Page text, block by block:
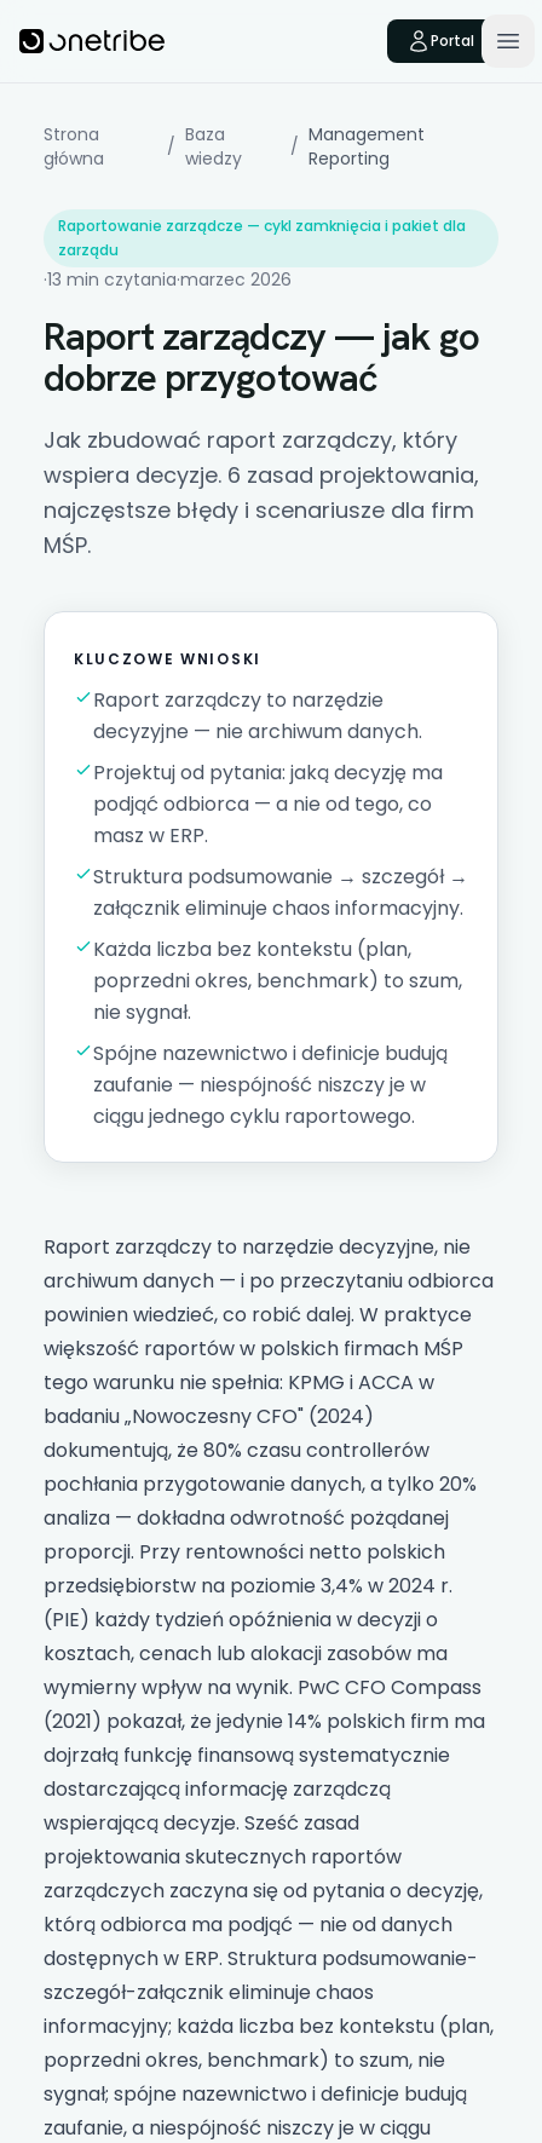
Onetribe
Portal
Strona
główna
/ Baza
wiedzy
/ Management
Reporting
Raportowanie zarządcze — cykl zamknięcia i pakiet dla
zarządu
·13 min czytania·marzec 2026
Raport zarządczy — jak go
dobrze przygotować
Jak zbudować raport zarządczy, który
wspiera decyzje. 6 zasad projektowania,
najczęstsze błędy i scenariusze dla firm
MŚP.
KLUCZOWE WNIOSKI
Raport zarządczy to narzędzie
decyzyjne — nie archiwum danych.
Projektuj od pytania: jaką decyzję ma
podjąć odbiorca — a nie od tego, co
masz w ERP.
Struktura podsumowanie → szczegół →
załącznik eliminuje chaos informacyjny.
Każda liczba bez kontekstu (plan,
poprzedni okres, benchmark) to szum,
nie sygnał.
Spójne nazewnictwo i definicje budują
zaufanie — niespójność niszczy je w
ciągu jednego cyklu raportowego.
Raport zarządczy to narzędzie decyzyjne, nie
archiwum danych — i po przeczytaniu odbiorca
powinien wiedzieć, co robić dalej. W praktyce
większość raportów w polskich firmach MŚP
tego warunku nie spełnia: KPMG i ACCA w
badaniu „Nowoczesny CFO" (2024)
dokumentują, że 80% czasu controllerów
pochłania przygotowanie danych, a tylko 20%
analiza — dokładna odwrotność pożądanej
proporcji. Przy rentowności netto polskich
przedsiębiorstw na poziomie 3,4% w 2024 r.
(PIE) każdy tydzień opóźnienia w decyzji o
kosztach, cenach lub alokacji zasobów ma
wymierny wpływ na wynik. PwC CFO Compass
(2021) pokazał, że jedynie 14% polskich firm ma
dojrzałą funkcję finansową systematycznie
dostarczającą informację zarządczą
wspierającą decyzje. Sześć zasad
projektowania skutecznych raportów
zarządczych zaczyna się od pytania o decyzję,
którą odbiorca ma podjąć — nie od danych
dostępnych w ERP. Struktura podsumowanie-
szczegół-załącznik eliminuje chaos
informacyjny; każda liczba bez kontekstu (plan,
poprzedni okres, benchmark) to szum, nie
sygnał; spójne nazewnictwo i definicje budują
zaufanie, a niespójność niszczy je w ciągu